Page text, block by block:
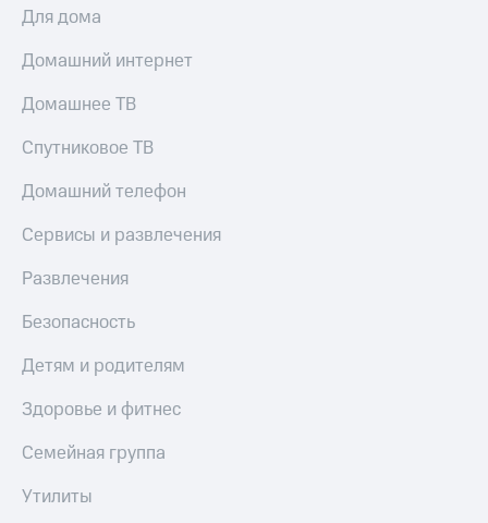
Для дома
Домашний интернет
Домашнее ТВ
Спутниковое ТВ
Домашний телефон
Сервисы и развлечения
Развлечения
Безопасность
Детям и родителям
Здоровье и фитнес
Семейная группа
Утилиты